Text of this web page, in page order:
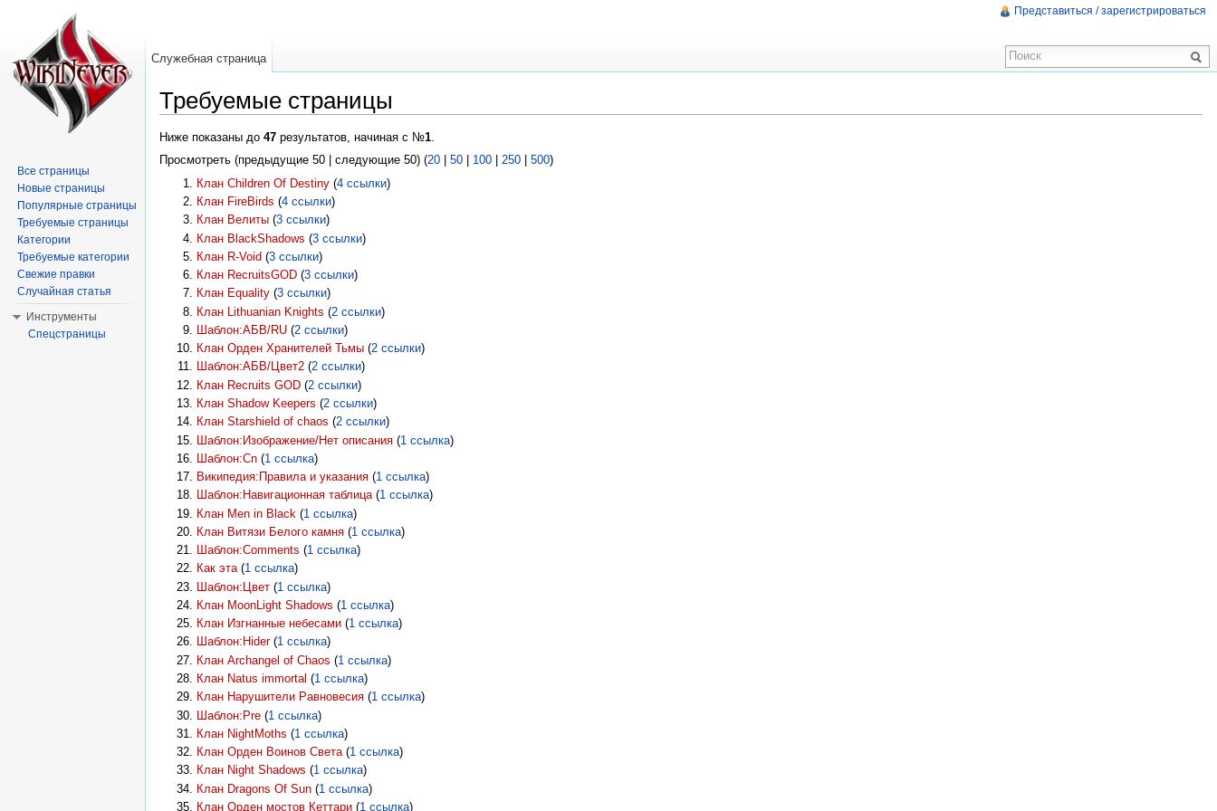
Требуемые страницы
Ниже показаны до 47 результатов, начиная с №1.
Просмотреть (предыдущие 50 | следующие 50) (20 50 100 250 500)
Клан Children Of Destiny‏‎ (4 ссылки)
Клан FireBirds ‏‎ (4 ссылки)
Клан Велиты‏‎ (3 ссылки)
Клан BlackShadows ‏‎ (3 ссылки)
Клан R-Void ‏‎ (3 ссылки)
Клан RecruitsGOD‏‎ (3 ссылки)
Клан Equality‏‎ (3 ссылки)
Клан Lithuanian Knights ‏‎ (2 ссылки)
Шаблон:АБВ/RU‏‎ (2 ссылки)
Клан Орден Хранителей Тьмы‏‎ (2 ссылки)
Шаблон:АБВ/Цвет2‏‎ (2 ссылки)
Клан Recruits GOD‏‎ (2 ссылки)
Клан Shadow Keepers ‏‎ (2 ссылки)
Клан Starshield of chaos ‏‎ (2 ссылки)
Шаблон:Изображение/Нет описания‏‎ (1 ссылка)
Шаблон:Cn‏‎ (1 ссылка)
Википедия:Правила и указания‏‎ (1 ссылка)
Шаблон:Навигационная таблица‏‎ (1 ссылка)
Клан Men in Black ‏‎ (1 ссылка)
Клан Витязи Белого камня‏‎ (1 ссылка)
Шаблон:Comments ‏‎ (1 ссылка)
Как эта‏‎ (1 ссылка)
Шаблон:Цвет‏‎ (1 ссылка)
Клан MoonLight Shadows ‏‎ (1 ссылка)
Клан Изгнанные небесами‏‎ (1 ссылка)
Шаблон:Hider‏‎ (1 ссылка)
Клан Archangel of Chaos ‏‎ (1 ссылка)
Клан Natus immortal ‏‎ (1 ссылка)
Клан Нарушители Равновесия‏‎ (1 ссылка)
Шаблон:Pre‏‎ (1 ссылка)
Клан NightMoths ‏‎ (1 ссылка)
Клан Орден Воинов Света‏‎ (1 ссылка)
Клан Night Shadows ‏‎ (1 ссылка)
Клан Dragons Of Sun‏‎ (1 ссылка)
Клан Орден мостов Кеттари‏‎ (1 ссылка)
Представиться / зарегистрироваться
Служебная страница
Все страницы
Новые страницы
Популярные страницы
Требуемые страницы
Категории
Требуемые категории
Свежие правки
Случайная статья
Инструменты
Спецстраницы